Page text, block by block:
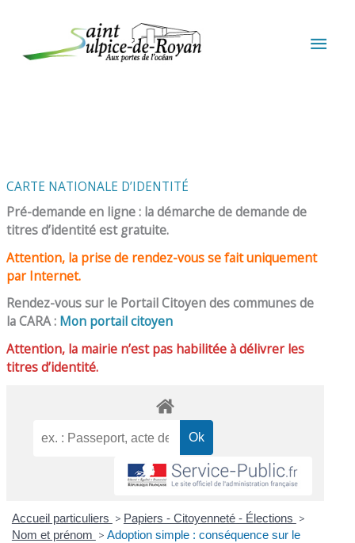
CARTE NATIONALE D’IDENTITÉ
Pré-demande en ligne : la démarche de demande de
titres d’identité est gratuite.
Attention, la prise de rendez-vous se fait uniquement
par Internet.
Rendez-vous sur le Portail Citoyen des communes de
la CARA : Mon portail citoyen
Attention, la mairie n’est pas habilitée à délivrer les
titres d’identité.
Accueil particuliers > Papiers - Citoyenneté - Élections >
Nom et prénom > Adoption simple : conséquence sur le